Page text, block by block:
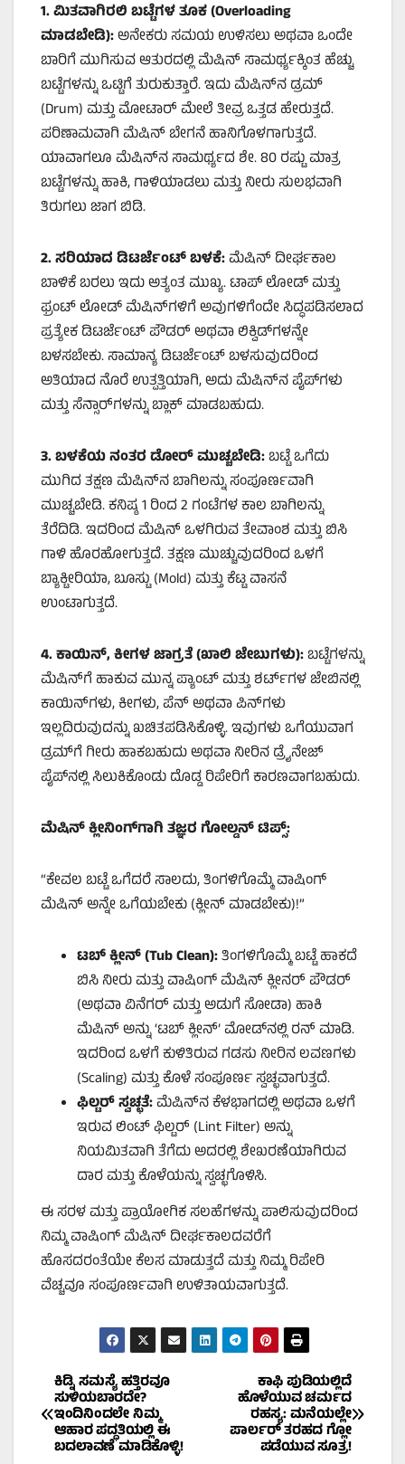
1.ಮಿತವಾಗಿರಲಿ ಬಟ್ಟೆಗಳ ತೂಕ (Overloading
ಮಾಡಬೇಡಿ):ಅನೇಕರು ಸಮಯ ಉಳಿಸಲು ಅಥವಾ ಒಂದೇ
ಬಾರಿಗೆ ಮುಗಿಸುವ ಆತುರದಲ್ಲಿ ಮೆಷಿನ್ ಸಾಮರ್ಥ್ಯಕ್ಕಿಂತ ಹೆಚ್ಚು
ಬಟ್ಟೆಗಳನ್ನು ಒಟ್ಟಿಗೆ ತುರುಕುತ್ತಾರೆ. ಇದು ಮೆಷಿನ್‌ನ ಡ್ರಮ್
(Drum) ಮತ್ತು ಮೋಟಾರ್ ಮೇಲೆ ತೀವ್ರ ಒತ್ತಡ ಹೇರುತ್ತದೆ.
ಪರಿಣಾಮವಾಗಿ ಮೆಷಿನ್ ಬೇಗನೆ ಹಾನಿಗೊಳಗಾಗುತ್ತದೆ.
ಯಾವಾಗಲೂ ಮೆಷಿನ್‌ನ ಸಾಮರ್ಥ್ಯದ ಶೇ. 80 ರಷ್ಟು ಮಾತ್ರ
ಬಟ್ಟೆಗಳನ್ನು ಹಾಕಿ, ಗಾಳಿಯಾಡಲು ಮತ್ತು ನೀರು ಸುಲಭವಾಗಿ
ತಿರುಗಲು ಜಾಗ ಬಿಡಿ.
2.ಸರಿಯಾದ ಡಿಟರ್ಜೆಂಟ್ ಬಳಕೆ:ಮೆಷಿನ್ ದೀರ್ಘಕಾಲ
ಬಾಳಿಕೆ ಬರಲು ಇದು ಅತ್ಯಂತ ಮುಖ್ಯ. ಟಾಪ್ ಲೋಡ್ ಮತ್ತು
ಫ್ರಂಟ್ ಲೋಡ್ ಮೆಷಿನ್‌ಗಳಿಗೆ ಅವುಗಳಿಗೆಂದೇ ಸಿದ್ಧಪಡಿಸಲಾದ
ಪ್ರತ್ಯೇಕ ಡಿಟರ್ಜೆಂಟ್ ಪೌಡರ್ ಅಥವಾ ಲಿಕ್ವಿಡ್‌ಗಳನ್ನೇ
ಬಳಸಬೇಕು. ಸಾಮಾನ್ಯ ಡಿಟರ್ಜೆಂಟ್ ಬಳಸುವುದರಿಂದ
ಅತಿಯಾದ ನೊರೆ ಉತ್ಪತ್ತಿಯಾಗಿ, ಅದು ಮೆಷಿನ್‌ನ ಪೈಪ್‌ಗಳು
ಮತ್ತು ಸೆನ್ಸಾರ್‌ಗಳನ್ನು ಬ್ಲಾಕ್ ಮಾಡಬಹುದು.
3.ಬಳಕೆಯ ನಂತರ ಡೋರ್ ಮುಚ್ಚಬೇಡಿ:ಬಟ್ಟೆ ಒಗೆದು
ಮುಗಿದ ತಕ್ಷಣ ಮೆಷಿನ್‌ನ ಬಾಗಿಲನ್ನು ಸಂಪೂರ್ಣವಾಗಿ
ಮುಚ್ಚಬೇಡಿ. ಕನಿಷ್ಠ 1 ರಿಂದ 2 ಗಂಟೆಗಳ ಕಾಲ ಬಾಗಿಲನ್ನು
ತೆರೆದಿಡಿ. ಇದರಿಂದ ಮೆಷಿನ್ ಒಳಗಿರುವ ತೇವಾಂಶ ಮತ್ತು ಬಿಸಿ
ಗಾಳಿ ಹೊರಹೋಗುತ್ತದೆ. ತಕ್ಷಣ ಮುಚ್ಚುವುದರಿಂದ ಒಳಗೆ
ಬ್ಯಾಕ್ಟೀರಿಯಾ, ಬೂಸ್ಟು (Mold) ಮತ್ತು ಕೆಟ್ಟ ವಾಸನೆ
ಉಂಟಾಗುತ್ತದೆ.
4.ಕಾಯಿನ್,ಕೀಗಳ ಜಾಗ್ರತೆ (ಖಾಲಿ ಜೇಬುಗಳು):ಬಟ್ಟೆಗಳನ್ನು
ಮೆಷಿನ್‌ಗೆ ಹಾಕುವ ಮುನ್ನ ಪ್ಯಾಂಟ್ ಮತ್ತು ಶರ್ಟ್‌ಗಳ ಜೇಬಿನಲ್ಲಿ
ಕಾಯಿನ್‌ಗಳು, ಕೀಗಳು, ಪೆನ್ ಅಥವಾ ಪಿನ್‌ಗಳು
ಇಲ್ಲದಿರುವುದನ್ನು ಖಚಿತಪಡಿಸಿಕೊಳ್ಳಿ. ಇವುಗಳು ಒಗೆಯುವಾಗ
ಡ್ರಮ್‌ಗೆ ಗೀರು ಹಾಕಬಹುದು ಅಥವಾ ನೀರಿನ ಡ್ರೈನೇಜ್
ಪೈಪ್‌ನಲ್ಲಿ ಸಿಲುಕಿಕೊಂಡು ದೊಡ್ಡ ರಿಪೇರಿಗೆ ಕಾರಣವಾಗಬಹುದು.
ಮೆಷಿನ್ ಕ್ಲೀನಿಂಗ್‌ಗಾಗಿ ತಜ್ಞರ ಗೋಲ್ಡನ್ ಟಿಪ್ಸ್:
“ಕೇವಲ ಬಟ್ಟೆ ಒಗೆದರೆ ಸಾಲದು, ತಿಂಗಳಿಗೊಮ್ಮೆ ವಾಷಿಂಗ್
ಮೆಷಿನ್ ಅನ್ನೇ ಒಗೆಯಬೇಕು (ಕ್ಲೀನ್ ಮಾಡಬೇಕು)!”
ಟಬ್ ಕ್ಲೀನ್ (Tub Clean):ತಿಂಗಳಿಗೊಮ್ಮೆ ಬಟ್ಟೆ ಹಾಕದೆ
ಬಿಸಿ ನೀರು ಮತ್ತು ವಾಷಿಂಗ್ ಮೆಷಿನ್ ಕ್ಲೀನರ್ ಪೌಡರ್
(ಅಥವಾ ವಿನೆಗರ್ ಮತ್ತು ಅಡುಗೆ ಸೋಡಾ) ಹಾಕಿ
ಮೆಷಿನ್ ಅನ್ನು ‘ಟಬ್ ಕ್ಲೀನ್’ ಮೋಡ್‌ನಲ್ಲಿ ರನ್ ಮಾಡಿ.
ಇದರಿಂದ ಒಳಗೆ ಕುಳಿತಿರುವ ಗಡಸು ನೀರಿನ ಲವಣಗಳು
(Scaling) ಮತ್ತು ಕೊಳೆ ಸಂಪೂರ್ಣ ಸ್ವಚ್ಛವಾಗುತ್ತದೆ.
ಫಿಲ್ಟರ್ ಸ್ವಚ್ಛತೆ:ಮೆಷಿನ್‌ನ ಕೆಳಭಾಗದಲ್ಲಿ ಅಥವಾ ಒಳಗೆ
ಇರುವ ಲಿಂಟ್ ಫಿಲ್ಟರ್ (Lint Filter) ಅನ್ನು
ನಿಯಮಿತವಾಗಿ ತೆಗೆದು ಅದರಲ್ಲಿ ಶೇಖರಣೆಯಾಗಿರುವ
ದಾರ ಮತ್ತು ಕೊಳೆಯನ್ನು ಸ್ವಚ್ಛಗೊಳಿಸಿ.
ಈ ಸರಳ ಮತ್ತು ಪ್ರಾಯೋಗಿಕ ಸಲಹೆಗಳನ್ನು ಪಾಲಿಸುವುದರಿಂದ
ನಿಮ್ಮ ವಾಷಿಂಗ್ ಮೆಷಿನ್ ದೀರ್ಘಕಾಲದವರೆಗೆ
ಹೊಸದರಂತೆಯೇ ಕೆಲಸ ಮಾಡುತ್ತದೆ ಮತ್ತು ನಿಮ್ಮ ರಿಪೇರಿ
ವೆಚ್ಚವೂ ಸಂಪೂರ್ಣವಾಗಿ ಉಳಿತಾಯವಾಗುತ್ತದೆ.
Post
navigation
ಕಾಫಿ ಪುಡಿಯಲ್ಲಿದೆ
ಹೊಳೆಯುವ ಚರ್ಮದ
ರಹಸ್ಯ: ಮನೆಯಲ್ಲೇ
ಪಾರ್ಲರ್ ತರಹದ ಗ್ಲೋ
ಪಡೆಯುವ ಸೂತ್ರ!
ಕಿಡ್ನಿ ಸಮಸ್ಯೆ ಹತ್ತಿರವೂ
ಸುಳಿಯಬಾರದೇ?
ಇಂದಿನಿಂದಲೇ ನಿಮ್ಮ
ಆಹಾರ ಪದ್ಧತಿಯಲ್ಲಿ ಈ
ಬದಲಾವಣೆ ಮಾಡಿಕೊಳ್ಳಿ!